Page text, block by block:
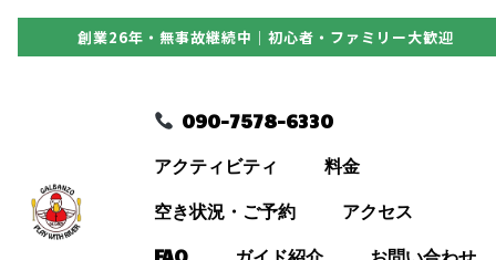
創業26年・無事故継続中｜初心者・ファミリー大歓迎
090-7578-6330
アクティビティ 料金
空き状況・ご予約 アクセス
FAQ ガイド紹介 お問い合わせ
アクティビティ
料金